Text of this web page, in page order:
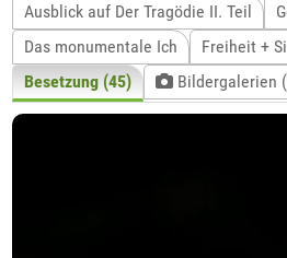
Ausblick auf Der Tragödie II. Teil
Das monumentale Ich
Freiheit +
Besetzung (45)
Bildergalerien